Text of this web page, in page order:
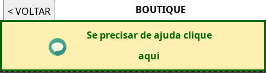
BOUTIQUE
Se precisar de ajuda clique
aqui